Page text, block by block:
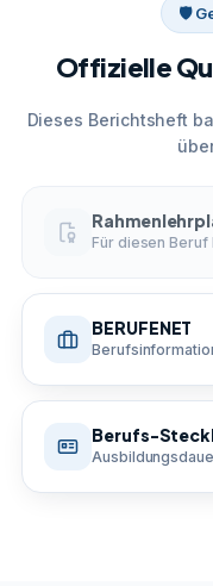
🛡
Offizielle
Dieses Berichtsheft
Für diesen Beruf
BERUFENET
Berufs-